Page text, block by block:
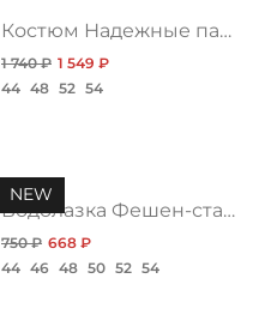
Костюм Надежные партнеры, жанр нью
1 740 ₽ 1 549 ₽
44 48 52 54
NEW
Водолазка Фешен-стайл, мечта нью
750 ₽ 668 ₽
44 46 48 50 52 54